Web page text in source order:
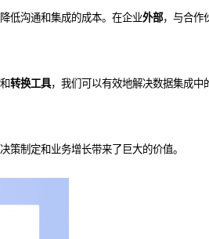
低沟通和集成的成本。在企业外部，与合作
和转换工具，我们可以有效地解决数据集成中
制定和业务增长带来了巨大的价值。